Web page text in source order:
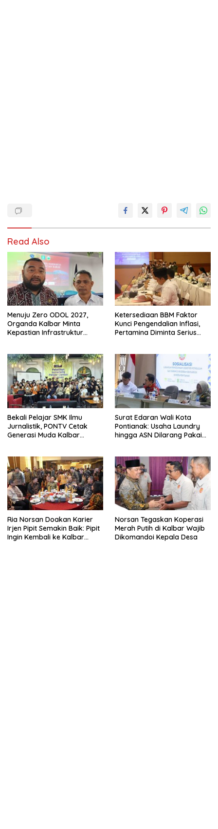
Read Also
Menuju Zero ODOL 2027,
Organda Kalbar Minta
Kepastian Infrastruktur
Ketersediaan BBM Faktor
Kunci Pengendalian Inflasi,
Pertamina Diminta Serius
Bekali Pelajar SMK Ilmu
Jurnalistik, PONTV Cetak
Generasi Muda Kalbar
Surat Edaran Wali Kota
Pontianak: Usaha Laundry
hingga ASN Dilarang Pakai
Ria Norsan Doakan Karier
Irjen Pipit Semakin Baik: Pipit
Ingin Kembali ke Kalbar
Norsan Tegaskan Koperasi
Merah Putih di Kalbar Wajib
Dikomandoi Kepala Desa